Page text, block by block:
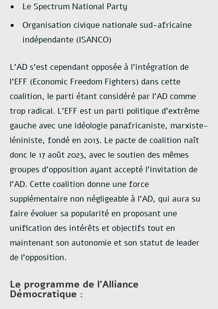
Le Spectrum National Party
Organisation civique nationale sud-africaine
indépendante (ISANCO)
L’AD s’est cependant opposée à l’intégration de
l’EFF (Economic Freedom Fighters) dans cette
coalition, le parti étant considéré par l’AD comme
trop radical. L’EFF est un parti politique d’extrême
gauche avec une idéologie panafricaniste, marxiste-
léniniste, fondé en 2013. Le pacte de coalition naît
donc le 17 août 2023, avec le soutien des mêmes
groupes d’opposition ayant accepté l’invitation de
l’AD. Cette coalition donne une force
supplémentaire non négligeable à l’AD, qui aura su
faire évoluer sa popularité en proposant une
unification des intérêts et objectifs tout en
maintenant son autonomie et son statut de leader
de l’opposition.
Le programme de l’Alliance
Démocratique :